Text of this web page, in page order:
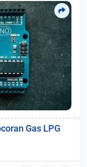
Gas LPG